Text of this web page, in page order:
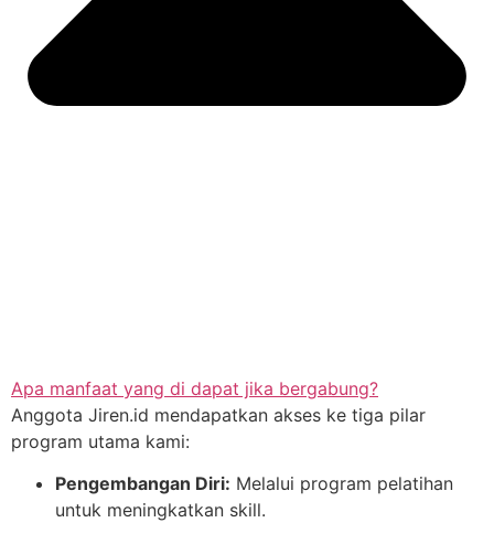
Apa manfaat yang di dapat jika bergabung?
Anggota Jiren.id mendapatkan akses ke tiga pilar
program utama kami:
Pengembangan Diri: Melalui program pelatihan
untuk meningkatkan skill.